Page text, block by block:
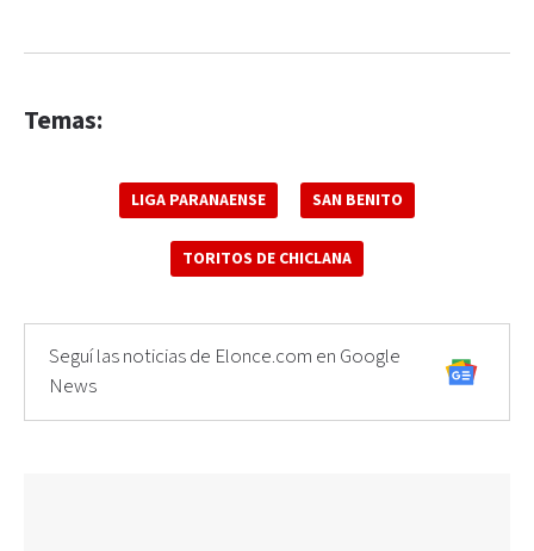
Temas:
LIGA PARANAENSE SAN BENITO
TORITOS DE CHICLANA
Seguí las noticias de Elonce.com en Google
News